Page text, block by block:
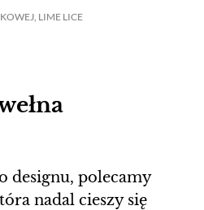
LIME LICE
designu, polecamy
nadal cieszy się